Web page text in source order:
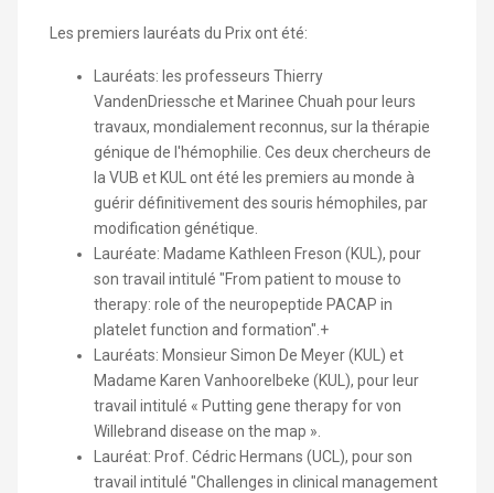
Les premiers lauréats du Prix ont été:
Lauréats: les professeurs Thierry
VandenDriessche et Marinee Chuah pour leurs
travaux, mondialement reconnus, sur la thérapie
génique de l'hémophilie. Ces deux chercheurs de
la VUB et KUL ont été les premiers au monde à
guérir définitivement des souris hémophiles, par
modification génétique.
Lauréate: Madame Kathleen Freson (KUL), pour
son travail intitulé "From patient to mouse to
therapy: role of the neuropeptide PACAP in
platelet function and formation".+
Lauréats: Monsieur Simon De Meyer (KUL) et
Madame Karen Vanhoorelbeke (KUL), pour leur
travail intitulé « Putting gene therapy for von
Willebrand disease on the map ».
Lauréat: Prof. Cédric Hermans (UCL), pour son
travail intitulé "Challenges in clinical management